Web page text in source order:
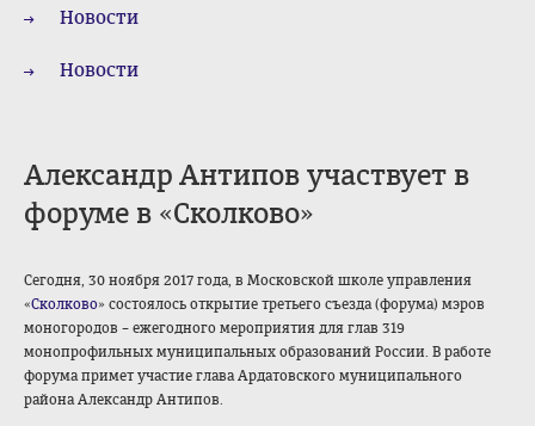
Новости
Новости
Александр Антипов участвует в
форуме в «Сколково»
Сегодня, 30 ноября 2017 года, в Московской школе управления
«Сколково» состоялось открытие третьего съезда (форума) мэров
моногородов – ежегодного мероприятия для глав 319
монопрофильных муниципальных образований России. В работе
форума примет участие глава Ардатовского муниципального
района Александр Антипов.